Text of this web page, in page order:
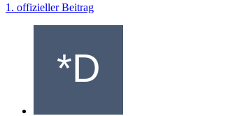
1. offizieller Beitrag